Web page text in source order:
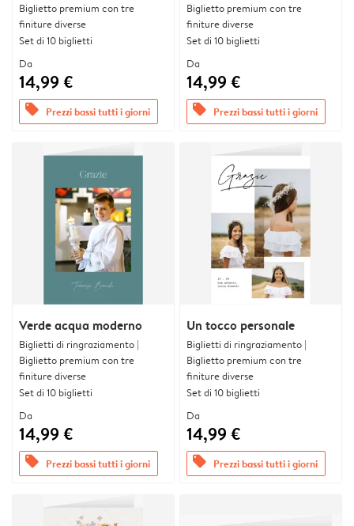
Biglietto premium con tre
finiture diverse
Set di 10 biglietti
Da
14,99 €
offers Prezzi bassi tutti i giorni
Biglietto premium con tre
finiture diverse
Set di 10 biglietti
Da
14,99 €
offers Prezzi bassi tutti i giorni
Verde acqua moderno
Biglietti di ringraziamento |
Biglietto premium con tre
finiture diverse
Set di 10 biglietti
Da
14,99 €
offers Prezzi bassi tutti i giorni
Un tocco personale
Biglietti di ringraziamento |
Biglietto premium con tre
finiture diverse
Set di 10 biglietti
Da
14,99 €
offers Prezzi bassi tutti i giorni